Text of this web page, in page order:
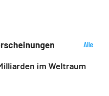
Alle
im Weltraum